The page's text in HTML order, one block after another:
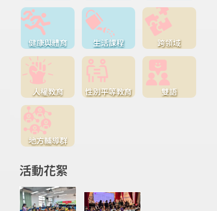
健康與體育 生活課程 跨領域
人權教育 性別平等教育 雙語
地方輔導群
活動花絮